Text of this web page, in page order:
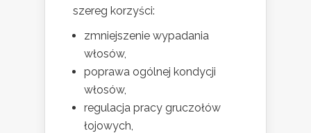
szereg korzyści:
zmniejszenie wypadania
włosów,
poprawa ogólnej kondycji
włosów,
regulacja pracy gruczołów
łojowych,